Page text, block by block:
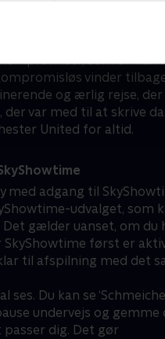
er i offentlighedens
som en
vinder
og ærlig rejse, der
var med til at skrive
United for altid.
med adgang til
udvalget, som
gælder uanset, om du
SkyShowtime først er
til afspilning med det
Du kan se
undervejs og gemme
dig. Det gør